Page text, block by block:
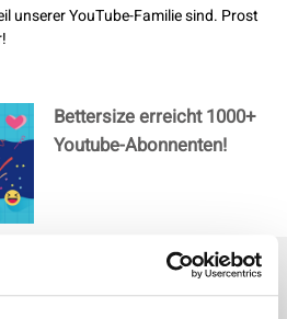
unserer YouTube-Familie sind. Prost
Bettersize erreicht 1000+
Youtube-Abonnenten!
Bettersize erreicht 500
Youtube-Abonnenten